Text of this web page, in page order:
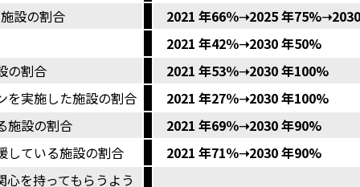
設の割合
2021 年66％➝2025 年
2021 年42％➝2030 年50%
の割合
2021 年53％➝2030 年100%
を実施した施設の割合
2021 年27％➝2030 年100%
施設の割合
2021 年69％➝2030 年90%
している施設の割合
2021 年71％➝2030 年90%
を持ってもらうよう